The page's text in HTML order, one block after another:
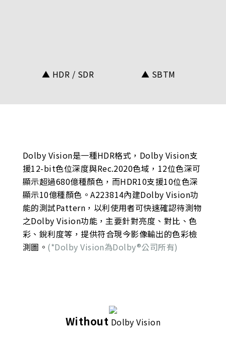
▲ HDR / SDR ▲ SBTM
Dolby Vision是一種HDR格式，Dolby Vision支
援12-bit色位深度與Rec.2020色域，12位色深可
顯示超過680億種顏色，而HDR10支援10位色深
顯示10億種顏色。A223814內建Dolby Vision功
能的測試Pattern，以利使用者可快速確認待測物
之Dolby Vision功能，主要針對亮度、對比、色
彩、銳利度等，提供符合現今影像輸出的色彩檢
測圖。 (*Dolby Vision為Dolby®公司所有)
Without Dolby Vision